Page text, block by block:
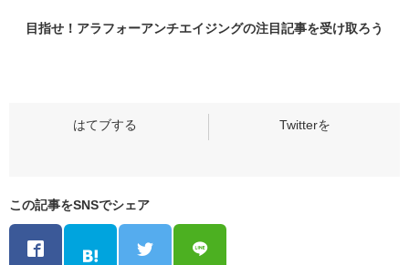
目指せ！アラフォーアンチエイジングの注目記事を受け取ろう
この記事をSNSでシェア